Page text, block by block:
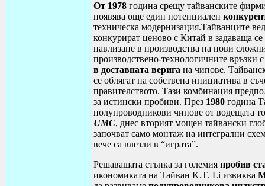
От 1978 година срещу тайванските
появява още един потенциален
техническа модернизация.Тайванците
конкурират ценово с Китай в задаваща
навлизане в производства на нови
производствено-технологичните
в доставната верига на чипове.
се облягат на собствена инициатива в
правителството. Тази комбинация
за истински пробиви. През 1980 година
полупроводникови чипове от водещата
UMC, днес вторият мощен тайвански
започват само монтаж на интегрални
вече са влезли в “играта”.
Решаващата стъпка за големия пробив
икономиката на Тайван K.T. Li извиква